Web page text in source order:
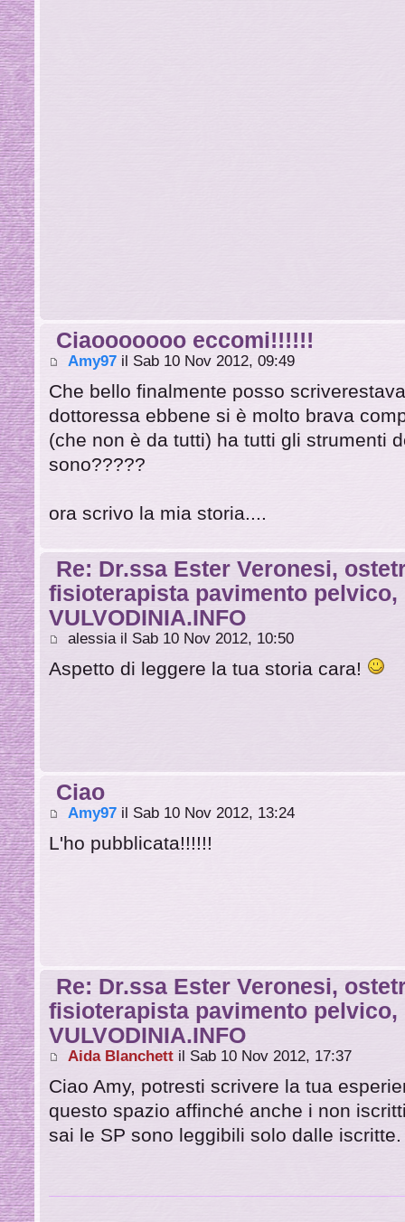
Ciaooooooo eccomi!!!!!!
Amy97 il Sab 10 Nov 2012, 09:49
Che bello finalmente posso
dottoressa ebbene si è molto brava
(che non è da tutti) ha tutti gli strumenti
sono?????
ora scrivo la mia storia....
Re: Dr.ssa Ester Veronesi,
fisioterapista pavimento pelvico,
VULVODINIA.INFO
alessia il Sab 10 Nov 2012, 10:50
Aspetto di leggere la tua storia cara!
Ciao
Amy97 il Sab 10 Nov 2012, 13:24
L'ho pubblicata!!!!!!
Re: Dr.ssa Ester Veronesi,
fisioterapista pavimento pelvico,
VULVODINIA.INFO
Aida Blanchett il Sab 10 Nov 2012, 17:37
Ciao Amy, potresti scrivere la tua
questo spazio affinché anche i non
sai le SP sono leggibili solo dalle iscritte.